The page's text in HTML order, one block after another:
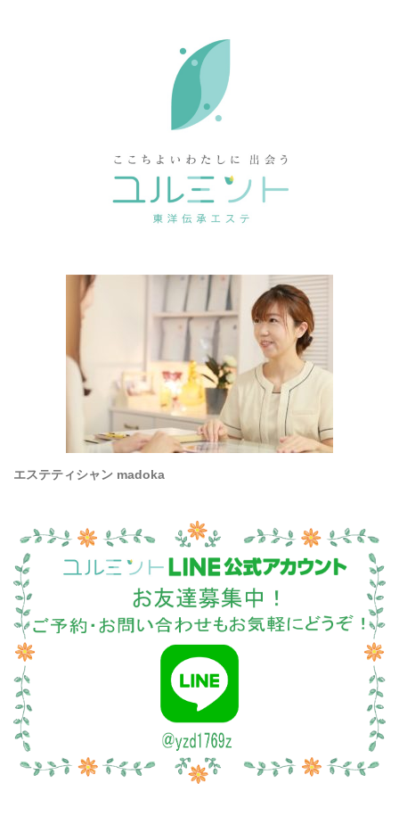
エステティシャン madoka